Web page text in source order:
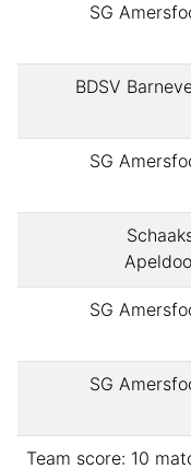
SG
BDSV
SG
SG
SG
Team score: 10